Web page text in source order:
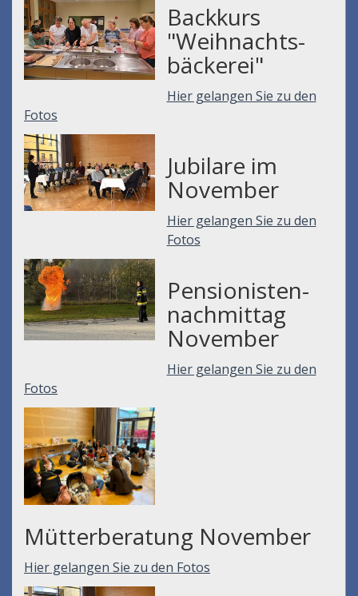
Backkurs
"Weihnachts-
bäckerei"
Hier gelangen Sie zu den
Fotos
Jubilare im
November
Hier gelangen Sie zu den
Fotos
Pensionisten-
nachmittag
November
Hier gelangen Sie zu den
Fotos
Mütterberatung November
Hier gelangen Sie zu den Fotos